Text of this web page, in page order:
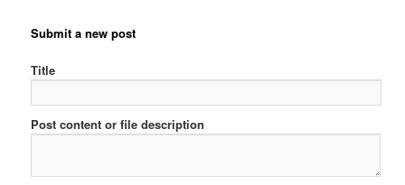
Submit a new post
Title
Post content or file description